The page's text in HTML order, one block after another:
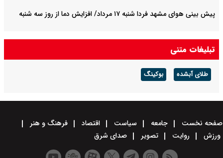
پیش بینی هوای مشهد فردا شنبه ۱۷ مرداد/ افزایش دما از روز سه شنبه
تبلیغات متنی
طلای آبشده بوکینگ
صفحه نخست جامعه سیاست اقتصاد
فرهنگ و هنر
ورزش
روایت تصویر صدای شرق